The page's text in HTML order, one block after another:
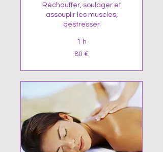
Réchauffer, soulager et
assouplir les muscles,
déstresser
1 h
80 €